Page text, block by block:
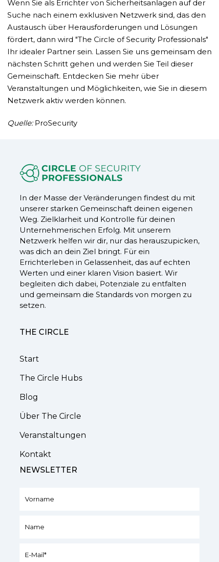
Wenn Sie als Errichter von Sicherheitsanlagen auf der
Suche nach einem exklusiven Netzwerk sind, das den
Austausch über Herausforderungen und Lösungen
fördert, dann wird "The Circle of Security Professionals"
Ihr idealer Partner sein. Lassen Sie uns gemeinsam den
nächsten Schritt gehen und werden Sie Teil dieser
Gemeinschaft. Entdecken Sie mehr über
Veranstaltungen und Möglichkeiten, wie Sie in diesem
Netzwerk aktiv werden können.
Quelle:ProSecurity
In der Masse der Veränderungen findest du mit
unserer starken Gemeinschaft deinen eigenen
Weg. Zielklarheit und Kontrolle für deinen
Unternehmerischen Erfolg. Mit unserem
Netzwerk helfen wir dir, nur das herauszupicken,
was dich an dein Ziel bringt. Für ein
Errichterleben in Gelassenheit, das auf echten
Werten und einer klaren Vision basiert. Wir
begleiten dich dabei, Potenziale zu entfalten
und gemeinsam die Standards von morgen zu
setzen.
THE CIRCLE
Start
The Circle Hubs
Blog
Über The Circle
Veranstaltungen
Kontakt
NEWSLETTER